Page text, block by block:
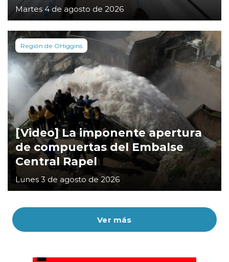
Ver más
Martes 4 de agosto de 2026
Región de OHiggins
[Video] La imponente apertura
de compuertas del Embalse
Central Rapel
Lunes 3 de agosto de 2026